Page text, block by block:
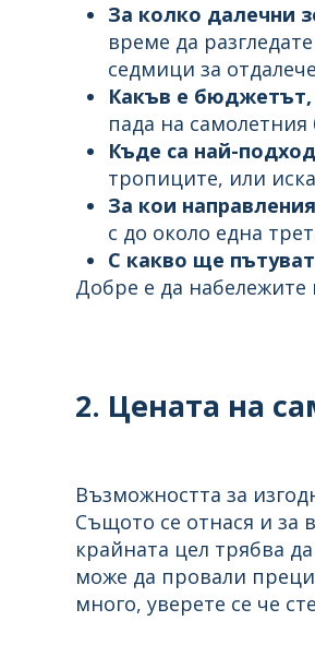
За колко далечни
време да
седмици за
Какъв е бюджетът,
пада на самолетния
Къде са най-
тропиците, или
За кои
с до около една
С какво ще
Добре е да набележите
2. Цената на
Възможността за
Същото се отнася и за
крайната цел трябва
може да провали
много, уверете се че